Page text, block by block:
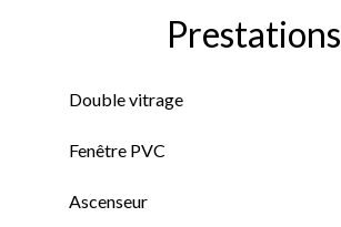
Prestations
Double vitrage
Fenêtre PVC
Ascenseur